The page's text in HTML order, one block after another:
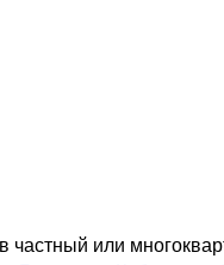
частный или